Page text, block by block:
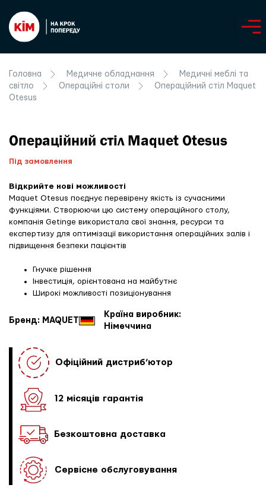
Головна Медичне обладнання
Медичні меблі та
світло
Операційні столи
Операційний стіл Maquet
Otesus
Операційний стіл Maquet Otesus
Під замовлення
Відкрийте нові можливості
Maquet Otesus поєднує перевірену якість із сучасними
функціями. Створюючи цю систему операційного столу,
компанія Getinge використала свої знання, ресурси та
експертизу для оптимізації використання операційних залів і
підвищення безпеки пацієнтів
Гнучке рішення
Інвестиція, орієнтована на майбутнє
Широкі можливості позиціонування
Бренд: MAQUET
Країна виробник:
Німеччина
Офіційний дистриб’ютор
12 місяців гарантія
Безкоштовна доставка
Сервісне обслуговування